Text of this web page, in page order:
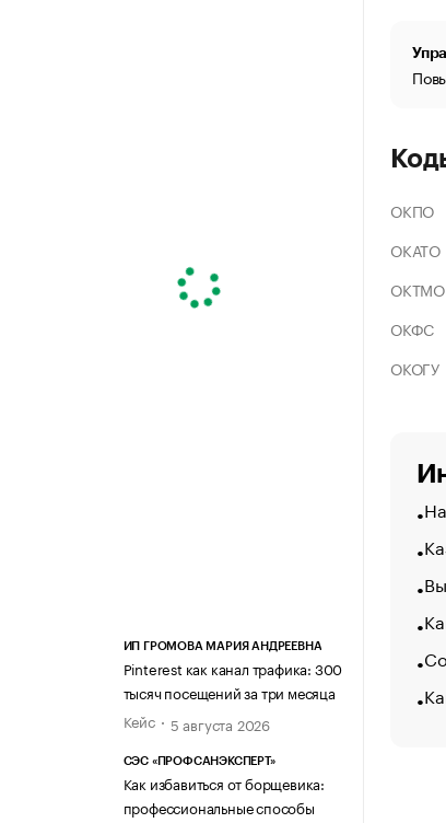
ИП ГРОМОВА МАРИЯ АНДРЕЕВНА
Pinterest как канал трафика: 300
тысяч посещений за три месяца
Кейс
5 августа 2026
СЭС «ПРОФСАНЭКСПЕРТ»
Как избавиться от борщевика:
профессиональные способы
ОКПО
ОКАТО
ОКТМО
ОКФС
ОКОГУ